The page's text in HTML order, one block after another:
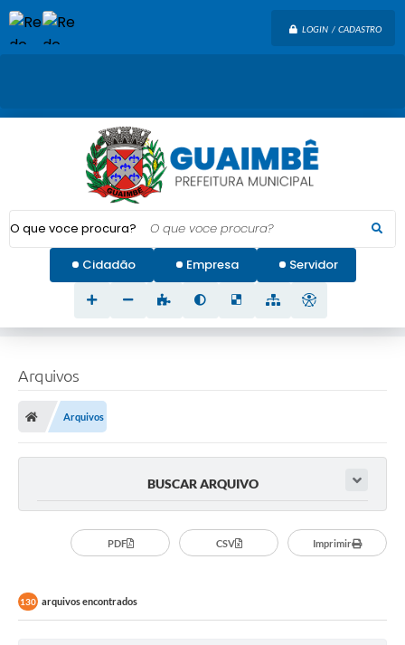
LOGIN / CADASTRO
O que voce procura?
Cidadão Empresa Servidor
Arquivos
Arquivos
BUSCAR ARQUIVO
PDF CSV Imprimir
130 arquivos encontrados